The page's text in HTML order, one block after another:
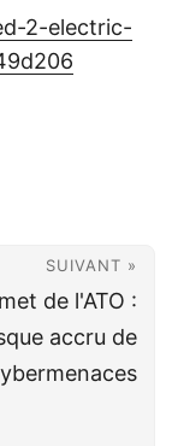
2-electric-
SUIVANT »
de l'ATO :
accru de